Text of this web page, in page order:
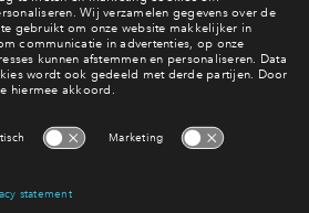
Meld je dan snel aan
van het belangrijkste nieuws en